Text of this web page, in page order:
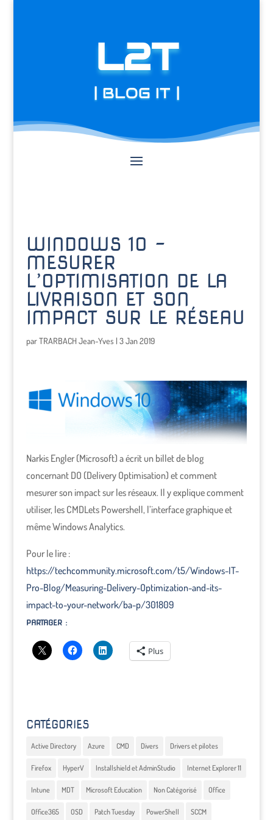
L2T
| BLOG IT |
WINDOWS 10 –
MESURER
L’OPTIMISATION DE LA
LIVRAISON ET SON
IMPACT SUR LE RÉSEAU
parTRARBACH Jean-Yves | 3 Jan 2019
Narkis Engler (Microsoft) a écrit un billet de blog
concernant DO (Delivery Optimisation) et comment
mesurer son impact sur les réseaux. Il y explique comment
utiliser, les CMDLets Powershell, l’interface graphique et
même Windows Analytics.
Pour le lire :
https://techcommunity.microsoft.com/t5/Windows-IT-
Pro-Blog/Measuring-Delivery-Optimization-and-its-
impact-to-your-network/ba-p/301809
PARTAGER :
Plus
CATÉGORIES
Active Directory Azure CMD Divers Drivers et pilotes
Firefox HyperV Installshield et AdminStudio Internet Explorer 11
Intune MDT Microsoft Education Non Catégorisé Office
Office365 OSD Patch Tuesday PowerShell SCCM